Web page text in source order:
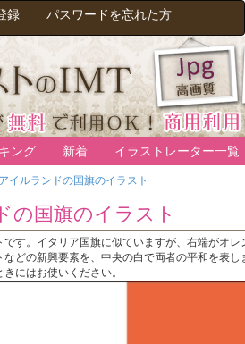
録 パスワードを忘れた方
ング 新着 イラストレーター一覧
アイルランドの国旗のイラスト
の国旗のイラスト
す。イタリア国旗に似ていますが、右端がオ
どの新興要素を、中央の白で両者の平和を表
にはお使いください。